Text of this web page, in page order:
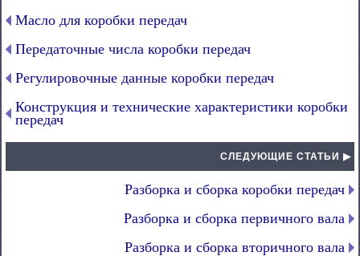
Масло для коробки передач
Передаточные числа коробки передач
Регулировочные данные коробки передач
Конструкция и технические характеристики коробки
передач
СЛЕДУЮЩИЕ СТАТЬИ ▶
Разборка и сборка коробки передач
Разборка и сборка первичного вала
Разборка и сборка вторичного вала